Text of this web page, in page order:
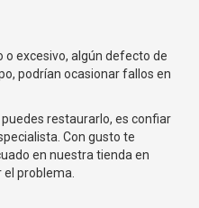
o excesivo, algún defecto de
podrían ocasionar fallos en
puedes restaurarlo, es confiar
Con gusto te
en nuestra tienda en
problema.